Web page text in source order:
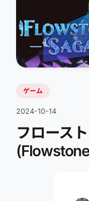
ゲーム
2024-10-14
フロース